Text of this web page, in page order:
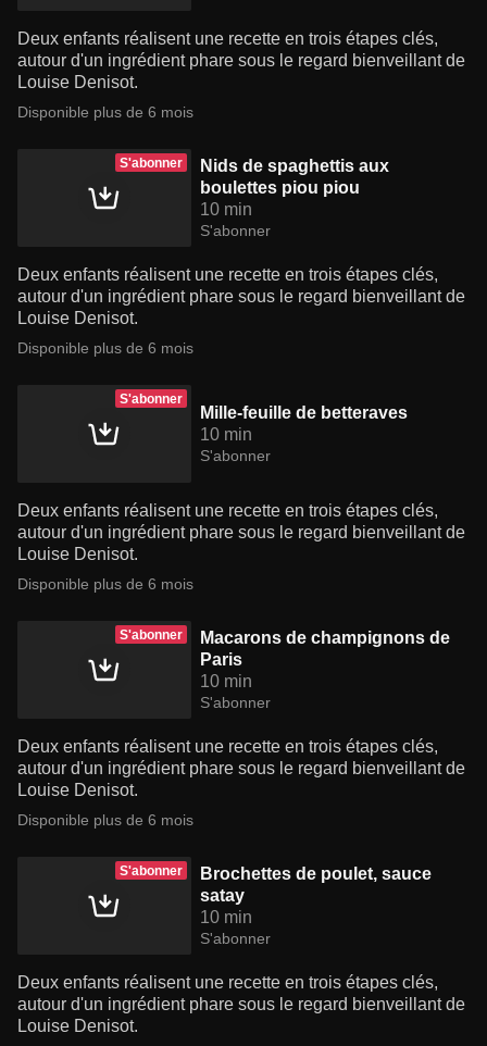
Deux enfants réalisent une recette en trois étapes clés,
autour d'un ingrédient phare sous le regard bienveillant de
Louise Denisot.
Disponible plus de 6 mois
S'abonner
Nids de spaghettis aux
boulettes piou piou
10 min
S'abonner
Deux enfants réalisent une recette en trois étapes clés,
autour d'un ingrédient phare sous le regard bienveillant de
Louise Denisot.
Disponible plus de 6 mois
S'abonner
Mille-feuille de betteraves
10 min
S'abonner
Deux enfants réalisent une recette en trois étapes clés,
autour d'un ingrédient phare sous le regard bienveillant de
Louise Denisot.
Disponible plus de 6 mois
S'abonner
Macarons de champignons de
Paris
10 min
S'abonner
Deux enfants réalisent une recette en trois étapes clés,
autour d'un ingrédient phare sous le regard bienveillant de
Louise Denisot.
Disponible plus de 6 mois
S'abonner
Brochettes de poulet, sauce
satay
10 min
S'abonner
Deux enfants réalisent une recette en trois étapes clés,
autour d'un ingrédient phare sous le regard bienveillant de
Louise Denisot.